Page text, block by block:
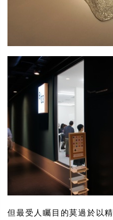
但最受人矚目的莫過於以